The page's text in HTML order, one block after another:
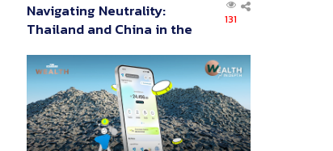
Navigating Neutrality:
Thailand and China in the
Order
131